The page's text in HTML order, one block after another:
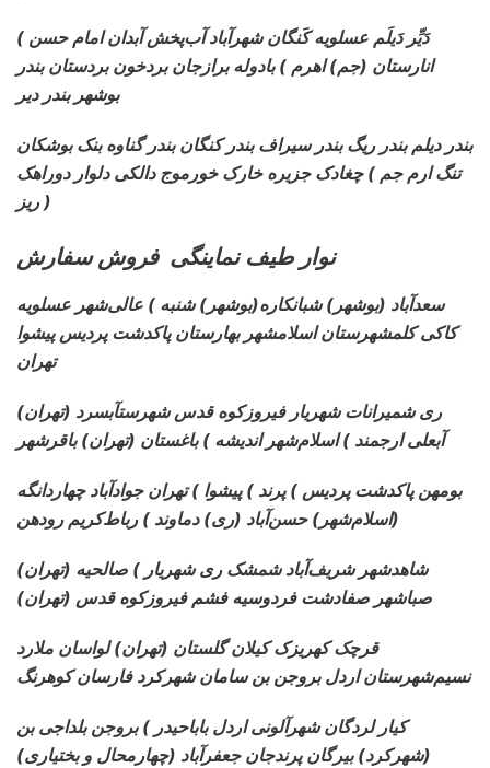
دَیِّر دَیلَم عسلویهکَنگان شهرآباد آب‌پخش آبدان امام حسن )
انارستان (جم) اهرم ) بادوله برازجان بردخون بردستان بندر
بوشهر بندر دیر
بندر دیلم بندر ریگ بندر سیراف بندر کنگان بندر گناوه بنک بوشکان
تنگ ارم جم ) چغادک جزیره خارک خورموج دالکی دلوار دوراهک
ریز )
نوار طیف نماینگی فروش سفارش
سعدآباد (بوشهر) شبانکاره(بوشهر) شنبه ) عالی‌شهر عسلویه
کاکی کلمشهرستان اسلامشهر بهارستان پاکدشت پردیس پیشوا
تهران
ری شمیرانات شهریار فیروزکوه قدس شهرستآبسرد (تهران)
آبعلی ارجمند ) اسلام‌شهر اندیشه ) باغستان (تهران) باقرشهر
بومهن پاکدشت پردیس ) پرند ) پیشوا ) تهران جوادآباد چهاردانگه
(اسلام‌شهر) حسن‌آباد (ری) دماوند ) رباط‌کریم رودهن
شاهدشهر شریف‌آباد شمشک ری شهریار ) صالحیه (تهران)
صباشهر صفادشت فردوسیه فشم فیروزکوه قدس (تهران)
قرچک کهریزک کیلان گلستان (تهران) لواسان ملارد
نسیم‌شهرستان اردل بروجن بن سامان شهرکرد فارسان کوهرنگ
کیار لردگان شهرآلونی اردل باباحیدر ) بروجن بلداجی بن
(شهرکرد) بیرگان پرندجان جعفرآباد (چهارمحال و بختیاری)